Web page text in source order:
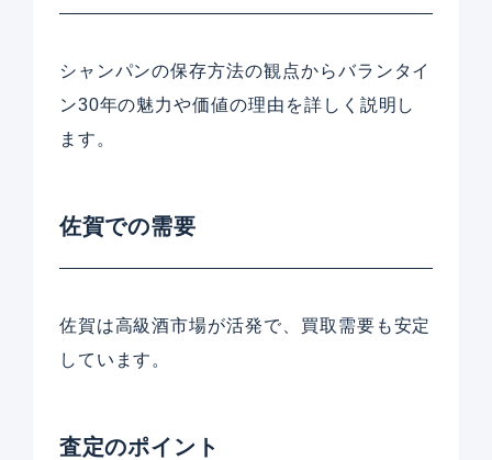
シャンパンの保存方法の観点からバランタイ
ン30年の魅力や価値の理由を詳しく説明し
ます。
佐賀での需要
佐賀は高級酒市場が活発で、買取需要も安定
しています。
査定のポイント